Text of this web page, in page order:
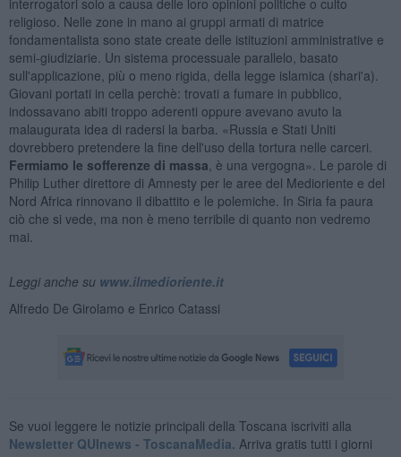
religioso. Nelle zone in mano ai gruppi armati di matrice
fondamentalista sono state create delle istituzioni amministrative e
semi-giudiziarie. Un sistema processuale parallelo, basato
sull'applicazione, più o meno rigida, della legge islamica (shari'a).
Giovani portati in cella perchè: trovati a fumare in pubblico,
indossavano abiti troppo aderenti oppure avevano avuto la
malaugurata idea di radersi la barba. «Russia e Stati Uniti
dovrebbero pretendere la fine dell'uso della tortura nelle carceri.
Fermiamo le sofferenze di massa , è una vergogna». Le parole di
Philip Luther direttore di Amnesty per le aree del Medioriente e del
Nord Africa rinnovano il dibattito e le polemiche. In Siria fa paura
ciò che si vede, ma non è meno terribile di quanto non vedremo
mai.
Leggi anche su www.ilmedioriente.it
Alfredo De Girolamo e Enrico Catassi
Se vuoi leggere le notizie principali della Toscana iscriviti alla
Newsletter QUInews - ToscanaMedia. Arriva gratis tutti i giorni